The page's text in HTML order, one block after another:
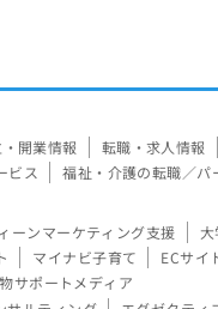
開業情報 転職・求人情報
ビス 福祉・介護の転職／パ
ーンマーケティング支援 大
マイナビ子育て ECサイ
サポートメディア